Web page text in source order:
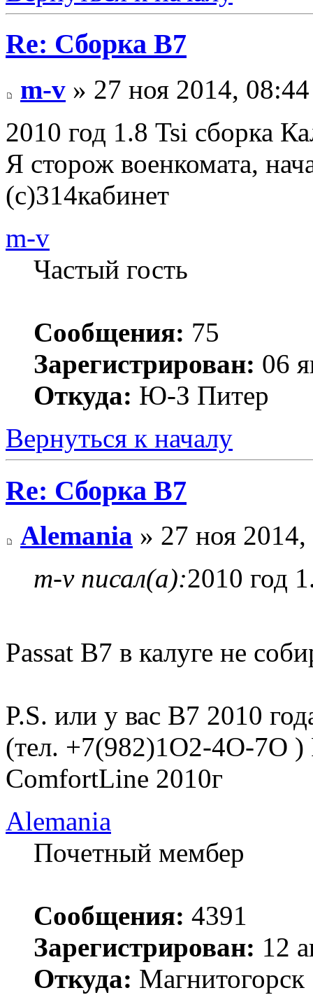
Re: Сборка B7
m-v » 27 ноя 2014, 08:44
2010 год 1.8 Tsi сборка
Я сторож военкомата,
(с)314кабинет
m-v
Частый гость
Сообщения: 75
Зарегистрирован: 06
Откуда: Ю-З Питер
Вернуться к началу
Re: Сборка B7
Alemania » 27 ноя
m-v писал(а):2010 год
Passat B7 в калуге не
P.S. или у вас B7 2010
(тел. +7(982)1O2-4O-7O
ComfortLine 2010г
Alemania
Почетный мембер
Сообщения: 4391
Зарегистрирован: 12
Откуда: Магнитогорск